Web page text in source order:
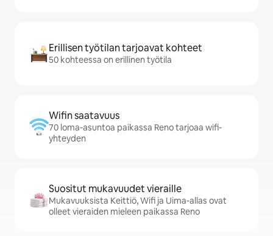
Erillisen työtilan tarjoavat kohteet
50 kohteessa on erillinen työtila
Wifin saatavuus
70 loma-asuntoa paikassa Reno tarjoaa wifi-
yhteyden
Suositut mukavuudet vieraille
Mukavuuksista Keittiö, Wifi ja Uima-allas ovat
olleet vieraiden mieleen paikassa Reno